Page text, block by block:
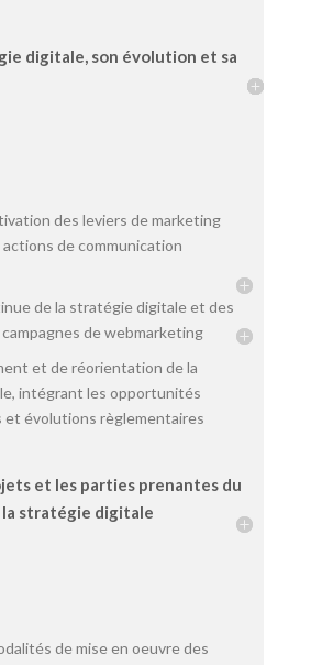
digitale, son évolution et sa
des leviers de marketing
de communication
de la stratégie digitale et des
de webmarketing
et de réorientation de la
intégrant les opportunités
évolutions règlementaires
et les parties prenantes du
stratégie digitale
de mise en oeuvre des